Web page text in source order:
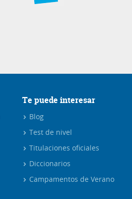
Te puede interesar
Blog
Test de nivel
Titulaciones oficiales
Diccionarios
Campamentos de Verano